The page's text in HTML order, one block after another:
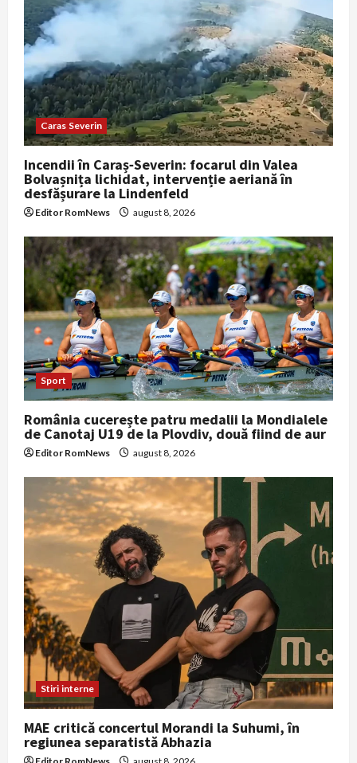
Caras Severin
Incendii în Caraș‑Severin: focarul din Valea
Bolvașnița lichidat, intervenție aeriană în
desfășurare la Lindenfeld
Editor RomNews august 8, 2026
Sport
România cucerește patru medalii la Mondialele
de Canotaj U19 de la Plovdiv, două fiind de aur
Editor RomNews august 8, 2026
Stiri interne
MAE critică concertul Morandi la Suhumi, în
regiunea separatistă Abhazia